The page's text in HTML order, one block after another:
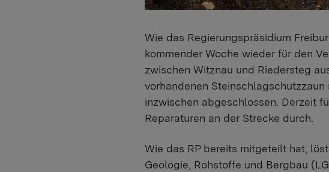
Wie das Regierungspräsidium
kommender Woche wieder für den
zwischen Witznau und Riedersteg
vorhandenen
inzwischen abgeschlossen. Derzeit
Reparaturen an der Strecke durch.
Wie das RP bereits mitgeteilt hat,
Geologie, Rohstoffe und Bergbau